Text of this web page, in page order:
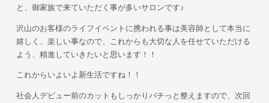
と、御家族で来ていただく事が多いサロンです♪
沢山のお客様のライフイベントに携われる事は美容師として本当に
嬉しく、楽しい事なので、これからも大切な人を任せていただける
よう、精進していきたいと思います！！
これからいよいよ新生活ですね！！
社会人デビュー前のカットもしっかりバチっと整えますので、次回